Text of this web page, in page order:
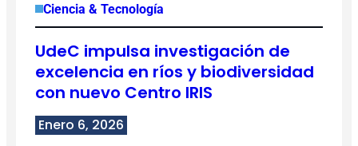
Ciencia & Tecnología
UdeC impulsa investigación de
excelencia en ríos y biodiversidad
con nuevo Centro IRIS
Enero 6, 2026